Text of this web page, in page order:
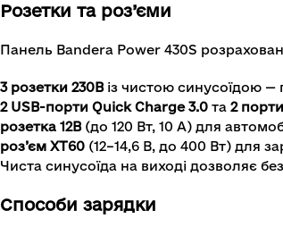
Розетки та роз’єми
Панель Bandera Power 430S
3 розетки 230Віз чистою синусоїдою —
2 USB-порти Quick Charge 3.0 та 2
розетка 12В(до 120 Вт, 10 А) для
роз’єм XT60 (12–14,6 В, до 400 Вт) для
Чиста синусоїда на виході дозволяє
Способи зарядки